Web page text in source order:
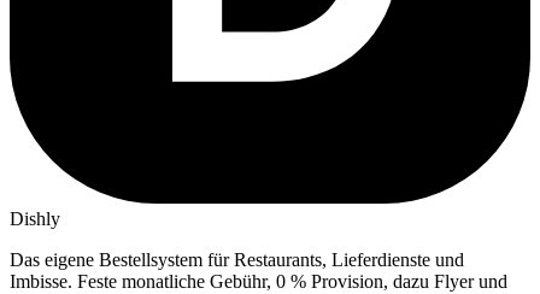
Dishly
Das eigene Bestellsystem für Restaurants, Lieferdienste und
Imbisse. Feste monatliche Gebühr, 0 % Provision, dazu Flyer und